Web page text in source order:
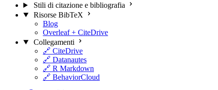
Stili di citazione e bibliografia
Risorse BibTeX
Blog
Overleaf + CiteDrive
Collegamenti
🔗 CiteDrive
🔗 Datanautes
🔗 R Markdown
🔗 BehaviorCloud